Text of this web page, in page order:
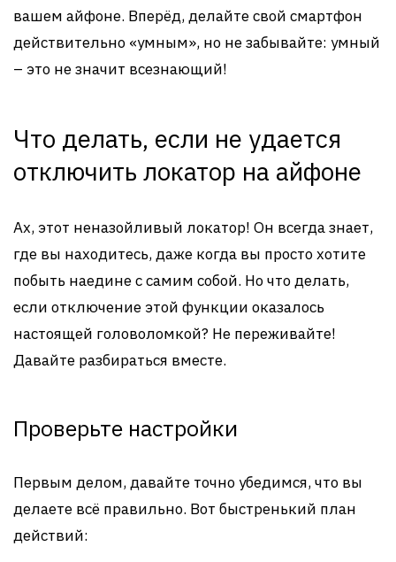
вашем айфоне. Вперёд, делайте свой смартфон
действительно «умным», но не забывайте: умный
– это не значит всезнающий!
Что делать, если не удается
отключить локатор на айфоне
Ах, этот неназойливый локатор! Он всегда знает,
где вы находитесь, даже когда вы просто хотите
побыть наедине с самим собой. Но что делать,
если отключение этой функции оказалось
настоящей головоломкой? Не переживайте!
Давайте разбираться вместе.
Проверьте настройки
Первым делом, давайте точно убедимся, что вы
делаете всё правильно. Вот быстренький план
действий: